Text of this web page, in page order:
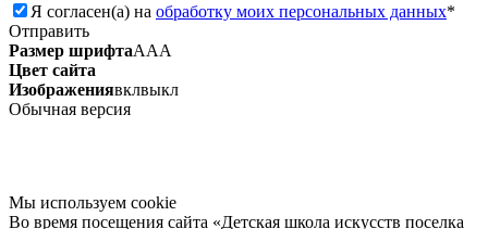
Я согласен(а) на обработку моих персональных данных*
Отправить
Размер шрифтаААА
Цвет сайта
Изображениявклвыкл
Обычная версия
Мы используем сookie
Во время посещения сайта «Детская школа искусств поселка